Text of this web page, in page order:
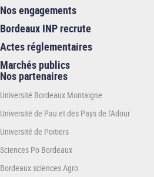
Nos engagements
Bordeaux INP recrute
Actes réglementaires
Marchés publics
Nos partenaires
Université Bordeaux Montaigne
Université de Pau et des Pays de l'Adour
Université de Poitiers
Sciences Po Bordeaux
Bordeaux sciences Agro